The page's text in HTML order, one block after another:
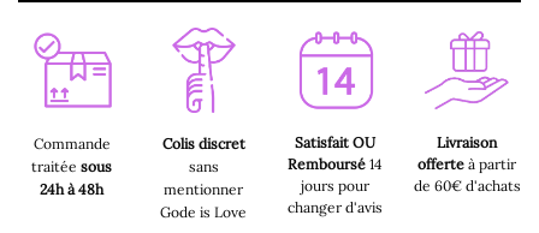
Commande
traitée sous
24h à 48h
Colis discret
sans
mentionner
Gode is Love
Satisfait OU
Remboursé14
jours pour
changer d'avis
Livraison
offerte à partir
de 60€ d'achats